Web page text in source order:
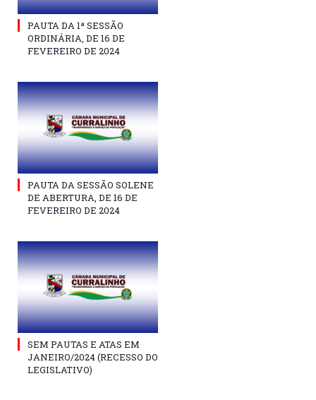
PAUTA DA 1ª SESSÃO
ORDINÁRIA, DE 16 DE
FEVEREIRO DE 2024
PAUTA DA SESSÃO SOLENE
DE ABERTURA, DE 16 DE
FEVEREIRO DE 2024
SEM PAUTAS E ATAS EM
JANEIRO/2024 (RECESSO DO
LEGISLATIVO)